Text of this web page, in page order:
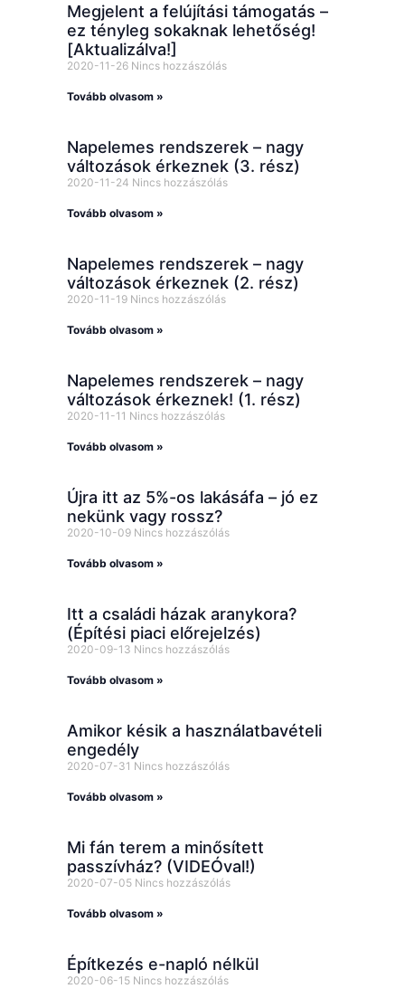
Megjelent a felújítási támogatás –
ez tényleg sokaknak lehetőség!
[Aktualizálva!]
2020-11-26 Nincs hozzászólás
Tovább olvasom »
Napelemes rendszerek – nagy
változások érkeznek (3. rész)
2020-11-24 Nincs hozzászólás
Tovább olvasom »
Napelemes rendszerek – nagy
változások érkeznek (2. rész)
2020-11-19 Nincs hozzászólás
Tovább olvasom »
Napelemes rendszerek – nagy
változások érkeznek! (1. rész)
2020-11-11 Nincs hozzászólás
Tovább olvasom »
Újra itt az 5%-os lakásáfa – jó ez
nekünk vagy rossz?
2020-10-09 Nincs hozzászólás
Tovább olvasom »
Itt a családi házak aranykora?
(Építési piaci előrejelzés)
2020-09-13 Nincs hozzászólás
Tovább olvasom »
Amikor késik a használatbavételi
engedély
2020-07-31 Nincs hozzászólás
Tovább olvasom »
Mi fán terem a minősített
passzívház? (VIDEÓval!)
2020-07-05 Nincs hozzászólás
Tovább olvasom »
Építkezés e-napló nélkül
2020-06-15 Nincs hozzászólás